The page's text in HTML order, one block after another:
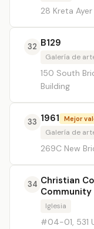
28 Kreta
32 B129
Galería de
150 South
Building
33 1961 Mejor
Galería de
269C New
34 Christian
Community
Iglesia
#04-01, 531